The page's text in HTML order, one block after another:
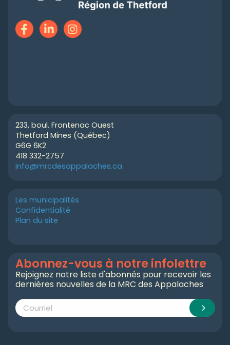
233, boul. Frontenac Ouest
Thetford Mines (Québec)
G6G 6K2
418 332-2757
info@mrcdesappalaches.ca
Les municipalités
Confidentialité
Plan du site
Abonnez-vous à notre infolettre
Rejoignez notre liste d'abonnés pour recevoir les
dernières nouvelles de la MRC des Appalaches